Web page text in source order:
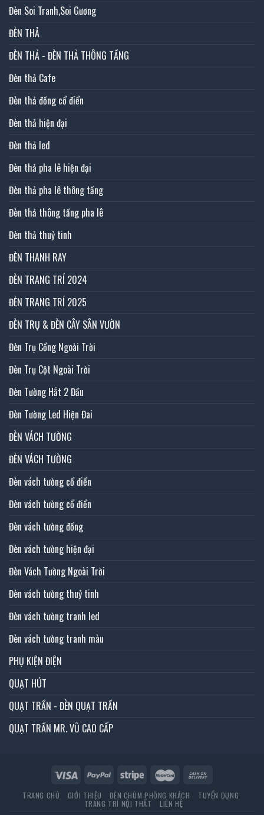
Đèn Soi Tranh,Soi Gương
ĐÈN THẢ
ĐÈN THẢ - ĐÈN THẢ THÔNG TẦNG
Đèn thả Cafe
Đèn thả đồng cổ điển
Đèn thả hiện đại
Đèn thả led
Đèn thả pha lê hiện đại
Đèn thả pha lê thông tầng
Đèn thả thông tầng pha lê
Đèn thả thuỷ tinh
ĐÈN THANH RAY
ĐÈN TRANG TRÍ 2024
ĐÈN TRANG TRÍ 2025
ĐÈN TRỤ & ĐÈN CÂY SÂN VƯỜN
Đèn Trụ Cổng Ngoài Trời
Đèn Trụ Cột Ngoài Trời
Đèn Tường Hắt 2 Đầu
Đèn Tường Led Hiện Đai
ĐÈN VÁCH TƯỜNG
ĐÈN VÁCH TƯỜNG
Đèn vách tường cổ điển
Đèn vách tường cổ điển
Đèn vách tường đồng
Đèn vách tường hiện đại
Đèn Vách Tường Ngoài Trời
Đèn vách tường thuỷ tinh
Đèn vách tường tranh led
Đèn vách tường tranh màu
PHỤ KIỆN ĐIỆN
QUẠT HÚT
QUẠT TRẦN - ĐÈN QUẠT TRẦN
QUẠT TRẦN MR. VŨ CAO CẤP
TRANG CHỦ GIỚI THIỆU ĐÈN CHÙM PHÒNG KHÁCH TUYỂN DỤNG
TRANG TRÍ NỘI THẤT LIÊN HỆ